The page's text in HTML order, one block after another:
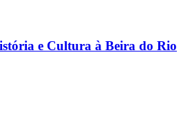
e Cultura à Beira do Rio